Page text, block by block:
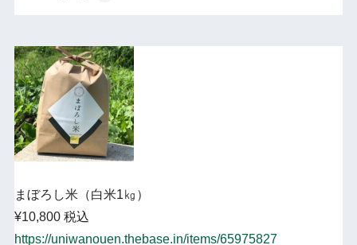
まぼろし米（白米1㎏）
¥10,800 税込
https://uniwanouen.thebase.in/items/65975827